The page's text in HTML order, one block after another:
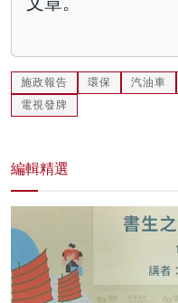
施政報告 環保 汽油車
電視發牌
編輯精選